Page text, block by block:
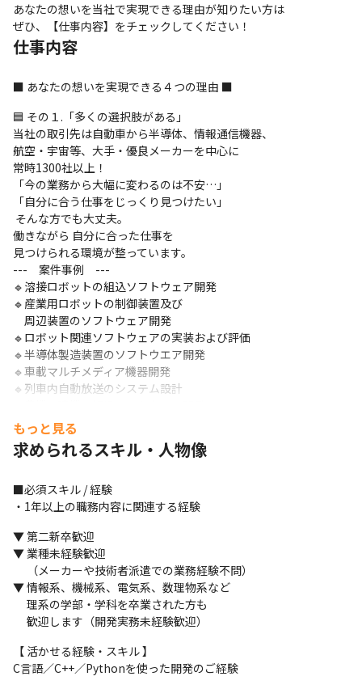
あなたの想いを当社で実現できる理由が知りたい方は
ぜひ、【仕事内容】をチェックしてください！
仕事内容
■ あなたの想いを実現できる４つの理由 ■
🟦 その１.「多くの選択肢がある」
当社の取引先は自動車から半導体、情報通信機器、
航空・宇宙等、大手・優良メーカーを中心に
常時1300社以上！
「今の業務から大幅に変わるのは不安…」
「自分に合う仕事をじっくり見つけたい」
働きながら 自分に合った仕事を
見つけられる環境が整っています。
---　案件事例　---
🔹溶接ロボットの組込ソフトウェア開発
🔹産業用ロボットの制御装置及び
周辺装置のソフトウェア開発
🔹ロボット関連ソフトウェアの実装および評価
🔹半導体製造装置のソフトウエア開発
🔹車載マルチメディア機器開発
🔹列車内自動放送のシステム設計
🔹工作機械の組込ソフトウェア開発
🔹車載用制御機器及び管理システム開発
🔹船舶用監視制御装置の組込ソフトウェア開発
🟩 その２.「あなたに寄り添うサポート体制」
「この仕事、自分に向いてる？」など、
就業後も専任の営業担当がサポート！
経験豊富な担当者が、
あなたの希望や悩みを聞きながら
ピッタリのキャリアを一緒に考えます。
「まずは働いてみて将来を考えていきたい」
🟧 その３.「安定した働きやすさ」
もっと見る
求められるスキル・人物像
■必須スキル / 経験
・1年以上の職務内容に関連する経験
▼ 第二新卒歓迎
▼ 業種未経験歓迎
（メーカーや技術者派遣での業務経験不問）
▼ 情報系、機械系、電気系、数理物系など
理系の学部・学科を卒業された方も
歓迎します（開発実務未経験歓迎）
【 活かせる経験・スキル 】
C言語／C++／Pythonを使った開発のご経験